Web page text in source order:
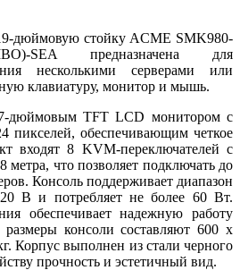
дюймовую стойку ACME SMK980-
SEA предназначена для
несколькими серверами или
клавиатуру, монитор и мышь.
дюймовым TFT LCD монитором с
пикселей, обеспечивающим четкое
входят 8 KVM-переключателей с
метра, что позволяет подключать до
Консоль поддерживает диапазон
В и потребляет не более 60 Вт.
обеспечивает надежную работу
размеры консоли составляют 600 x
Корпус выполнен из стали черного
прочность и эстетичный вид.